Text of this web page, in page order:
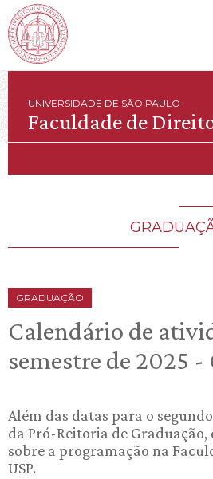
UNIVERSIDADE DE SÃO PAULO
Faculdade de
GRADUAÇÃO
Calendário de
semestre de 2025 -
Além das datas para o
da Pró-Reitoria de
sobre a programação na
USP.